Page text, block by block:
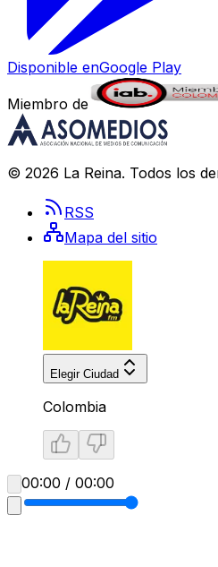
Disponible enGoogle Play
Miembro de
© 2026 La Reina. Todos los
RSS
Mapa del sitio
Elegir Ciudad
Colombia
00:00 / 00:00